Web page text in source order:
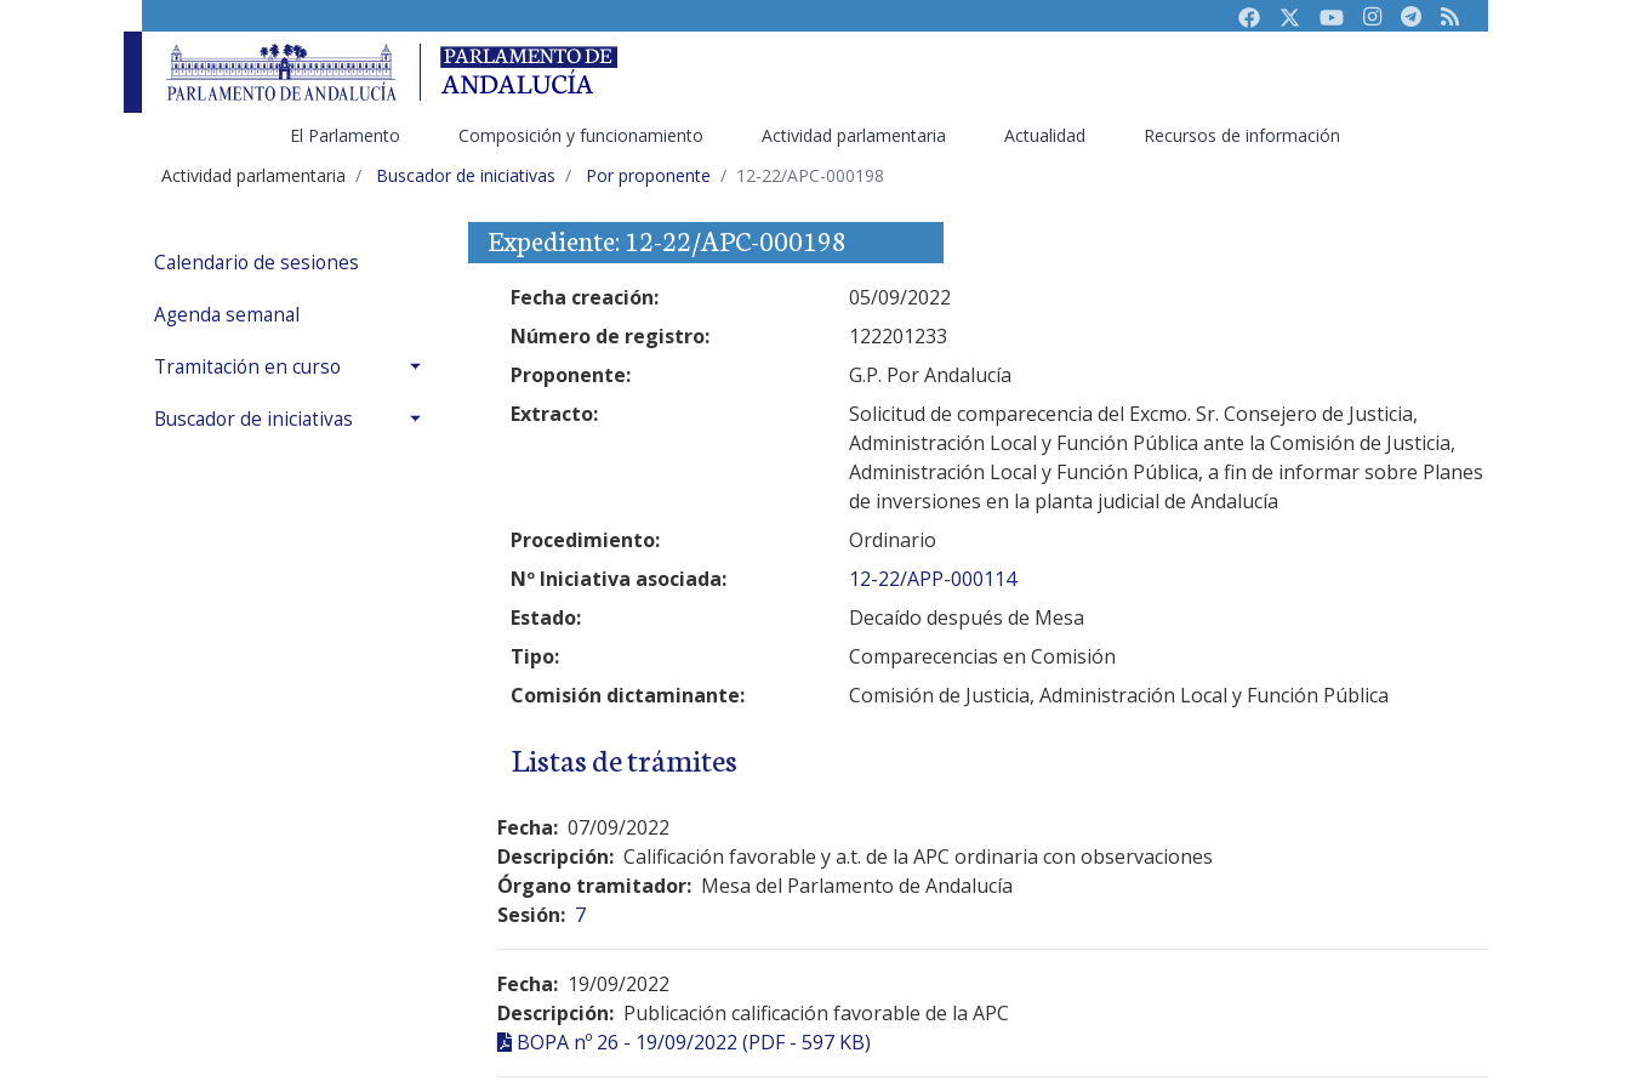
FacebookTwitterYoutubeInstagram
Telegram
RSS
El Parlamento Composición y funcionamiento Actividad parlamentaria Actualidad
Recursos de información
Actividad parlamentaria
Buscador de iniciativas Por proponente 12-22/APC-000198
Calendario de sesiones
Agenda semanal
Tramitación en curso
Buscador de iniciativas
Expediente: 12-22/APC-000198
Fecha creación:
05/09/2022
Número de registro:
122201233
Proponente:
G.P. Por Andalucía
Extracto:
Solicitud de comparecencia del Excmo. Sr. Consejero de Justicia,
Administración Local y Función Pública ante la Comisión de Justicia,
Administración Local y Función Pública, a fin de informar sobre Planes
de inversiones en la planta judicial de Andalucía
Procedimiento:
Ordinario
Nº Iniciativa asociada:
12-22/APP-000114
Estado:
Decaído después de Mesa
Tipo:
Comparecencias en Comisión
Comisión dictaminante:
Comisión de Justicia, Administración Local y Función Pública
Listas de trámites
Fecha: 07/09/2022
Descripción: Calificación favorable y a.t. de la APC ordinaria con observaciones
Órgano tramitador: Mesa del Parlamento de Andalucía
Sesión: 7
Fecha: 19/09/2022
Descripción: Publicación calificación favorable de la APC
BOPA nº 26 - 19/09/2022 (PDF - 597 KB)